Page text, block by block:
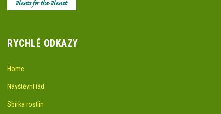
RYCHLÉ ODKAZY
Home
Návštěvní řád
Sbírka rostlin